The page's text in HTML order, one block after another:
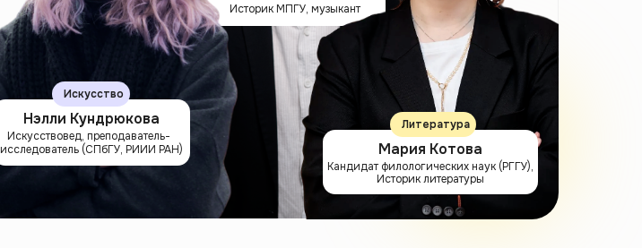
Историк МПГУ, музыкант
Нэлли Кундрюкова
Искусствовед, преподаватель-
исследователь (СПбГУ, РИИИ РАН)
Искусство
Мария Котова
Кандидат филологических наук (РГГУ),
Историк литературы
Литература